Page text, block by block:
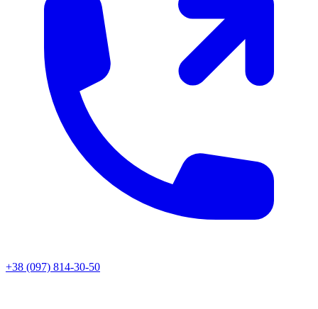
+38 (097) 814-30-50